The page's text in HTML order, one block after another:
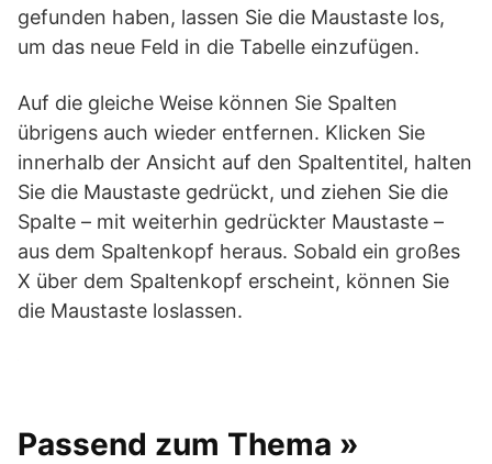
gefunden haben, lassen Sie die Maustaste los,
um das neue Feld in die Tabelle einzufügen.
Auf die gleiche Weise können Sie Spalten
übrigens auch wieder entfernen. Klicken Sie
innerhalb der Ansicht auf den Spaltentitel, halten
Sie die Maustaste gedrückt, und ziehen Sie die
Spalte – mit weiterhin gedrückter Maustaste –
aus dem Spaltenkopf heraus. Sobald ein großes
X über dem Spaltenkopf erscheint, können Sie
die Maustaste loslassen.
Passend zum Thema »